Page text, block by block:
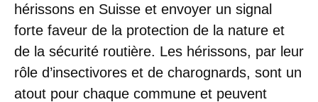
hérissons en Suisse et envoyer un signal
forte faveur de la protection de la nature et
de la sécurité routière. Les hérissons, par leur
rôle d’insectivores et de charognards, sont un
atout pour chaque commune et peuvent